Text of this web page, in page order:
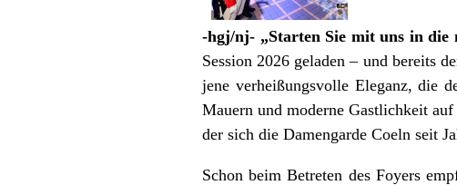
-hgj/nj- „Starten Sie mit uns in die
Session 2026 geladen – und bereits
jene verheißungsvolle Eleganz, die
Mauern und moderne Gastlichkeit
der sich die Damengarde Coeln seit
Schon beim Betreten des Foyers